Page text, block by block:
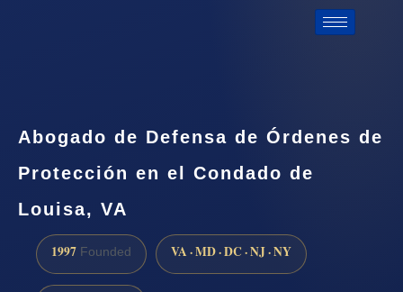
Abogado de Defensa de Órdenes de
Protección en el Condado de
Louisa, VA
1997 Founded VA · MD · DC · NJ · NY